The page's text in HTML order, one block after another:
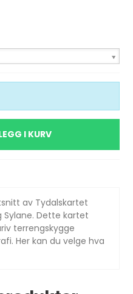
I KURV
av Tydalskartet
Dette kartet
terrengskygge
Her kan du velge hva